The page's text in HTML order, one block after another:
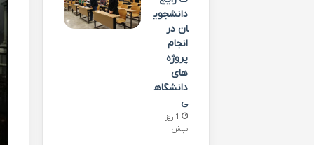
دانشجوی
ان در
انجام
پروژه
های
دانشگاه
ی
1 روز
پیش